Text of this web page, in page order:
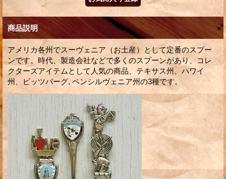
商品説明
アメリカ各州でスーヴェニア（お土産）として定番のスプー
ンです。時代、製造会社などで多くのスプーンがあり、コレ
クターズアイテムとして人気の商品、テキサス州、ハワイ
州、ピッツバーグ, ペンシルヴェニア州の3種です。